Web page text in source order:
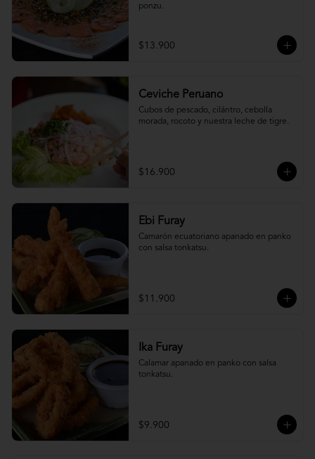
ponzu.
$13.900
Ceviche Peruano
Cubos de pescado, cilántro, cebolla
morada, rocoto y nuestra leche de tigre.
$16.900
Ebi Furay
Camarón ecuatoriano apanado en panko
con salsa tonkatsu.
$11.900
Ika Furay
Calamar apanado en panko con salsa
tonkatsu.
$9.900